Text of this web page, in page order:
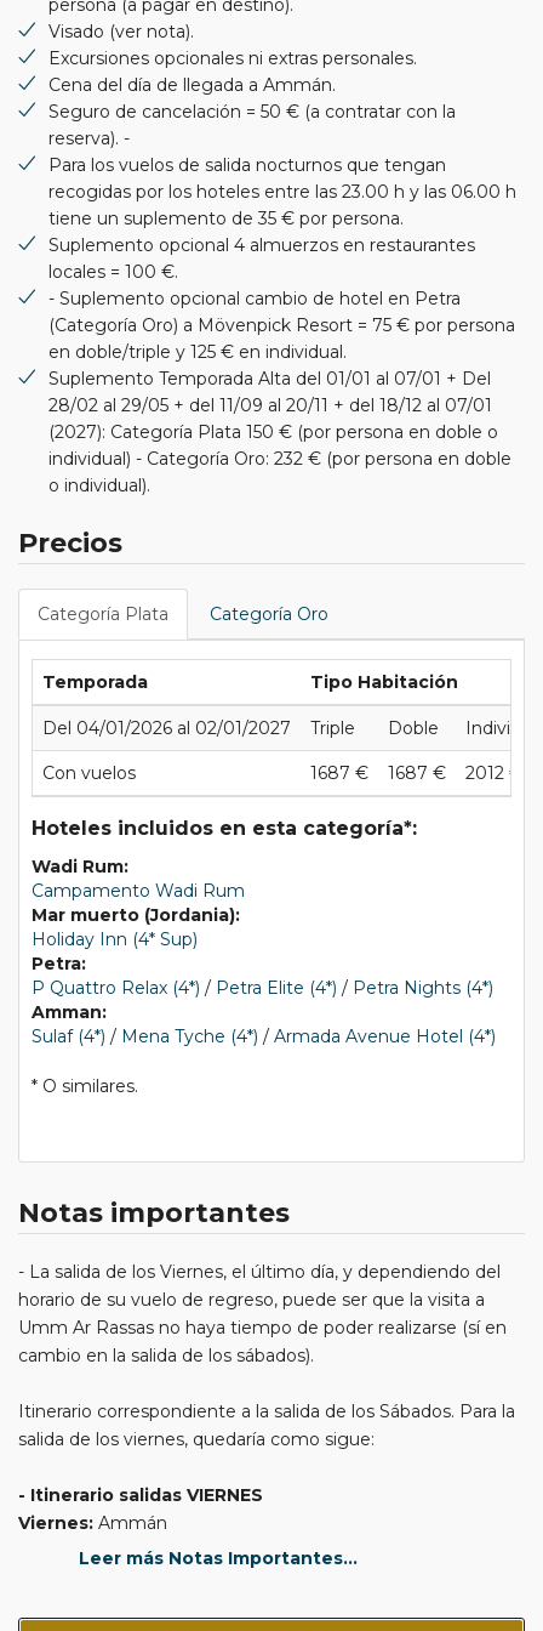
persona (a pagar en destino).
Visado (ver nota).
Excursiones opcionales ni extras personales.
Cena del día de llegada a Ammán.
Seguro de cancelación = 50 € (a contratar con la
reserva). -
Para los vuelos de salida nocturnos que tengan
recogidas por los hoteles entre las 23.00 h y las 06.00 h
tiene un suplemento de 35 € por persona.
Suplemento opcional 4 almuerzos en restaurantes
locales = 100 €.
- Suplemento opcional cambio de hotel en Petra
(Categoría Oro) a Mövenpick Resort = 75 € por persona
en doble/triple y 125 € en individual.
Suplemento Temporada Alta del 01/01 al 07/01 + Del
28/02 al 29/05 + del 11/09 al 20/11 + del 18/12 al 07/01
(2027): Categoría Plata 150 € (por persona en doble o
individual) - Categoría Oro: 232 € (por persona en doble
o individual).
Precios
Categoría Plata Categoría Oro
Temporada Tipo Habitación
Del 04/01/2026 al 02/01/2027 Triple Doble
Con vuelos 1687 € 1687 € 2012 €
Hoteles incluidos en esta categoría*:
Wadi Rum:
Campamento Wadi Rum
Mar muerto (Jordania):
Holiday Inn (4* Sup)
Petra:
P Quattro Relax (4*) / Petra Elite (4*) / Petra Nights (4*)
Amman:
Sulaf (4*) / Mena Tyche (4*) / Armada Avenue Hotel (4*)
* O similares.
Notas importantes
- La salida de los Viernes, el último día, y dependiendo del
horario de su vuelo de regreso, puede ser que la visita a
Umm Ar Rassas no haya tiempo de poder realizarse (sí en
cambio en la salida de los sábados).
Itinerario correspondiente a la salida de los Sábados. Para la
salida de los viernes, quedaría como sigue:
- Itinerario salidas VIERNES
Viernes: Ammán
Sábados:Ammán - mar Muerto - Ammán
Leer más Notas Importantes...